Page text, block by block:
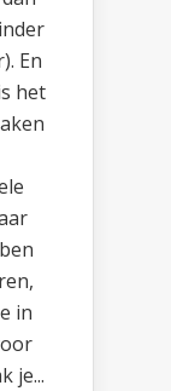
En
het
in
je...